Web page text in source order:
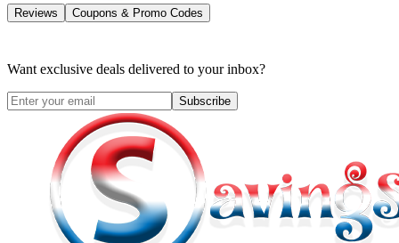
Reviews Coupons & Promo Codes
Want exclusive deals delivered to your inbox?
Subscribe